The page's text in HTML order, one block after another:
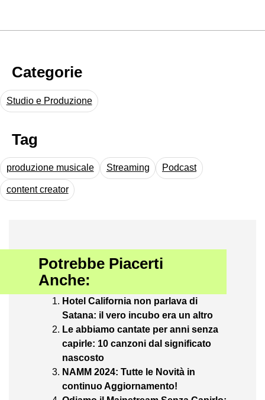
Categorie
Studio e Produzione
Tag
produzione musicale Streaming Podcast
content creator
Potrebbe Piacerti
Anche:
Hotel California non parlava di
Satana: il vero incubo era un altro
Le abbiamo cantate per anni senza
capirle: 10 canzoni dal significato
nascosto
NAMM 2024: Tutte le Novità in
continuo Aggiornamento!